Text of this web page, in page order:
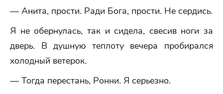
— Анита, прости. Ради Бога, прости. Не сердись.
Я не обернулась, так и сидела, свесив ноги за
дверь. В душную теплоту вечера пробирался
холодный ветерок.
— Тогда перестань, Ронни. Я серьезно.